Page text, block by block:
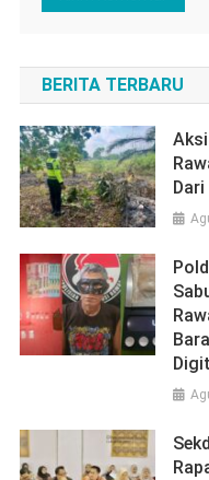
BERITA TERBARU